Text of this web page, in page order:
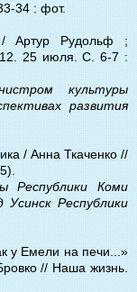
34 : фот.
Артур Рудольф ;
25 июля. С. 6-7 :
культуры
развития
/ Анна Ткаченко //
Республики Коми
Республики
у Емели на печи...»
// Наша жизнь.